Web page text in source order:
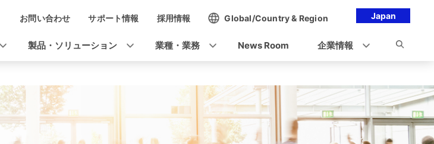
Japan
お問い合わせ サポート情報 採用情報 Global/Country & Region
製品・ソリューション 業種・業務 News Room 企業情報